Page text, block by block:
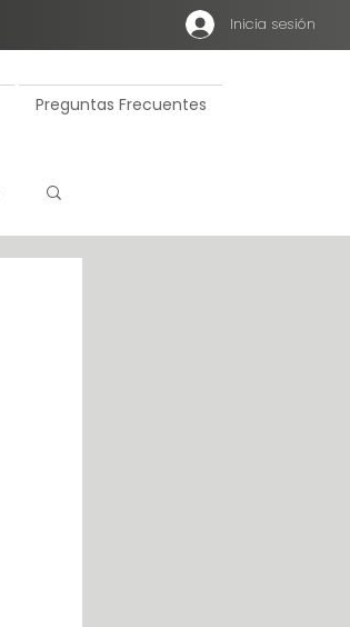
Inicia sesión
Preguntas Frecuentes